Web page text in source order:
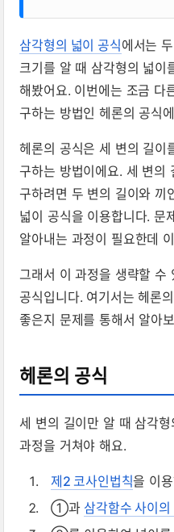
삼각형의 넓이 공식에서는
크기를 알 때 삼각형의 넓이
해봤어요. 이번에는 조금 다
구하는 방법인 헤론의 공식
헤론의 공식은 세 변의 길이
구하는 방법이에요. 세 변의
구하려면 두 변의 길이와 끼
넓이 공식을 이용합니다. 문
알아내는 과정이 필요한데
그래서 이 과정을 생략할 수
공식입니다. 여기서는 헤론
좋은지 문제를 통해서 알아
헤론의 공식
세 변의 길이만 알 때 삼각
과정을 거쳐야 해요.
제2 코사인법칙을 이
①과 삼각함수 사이의